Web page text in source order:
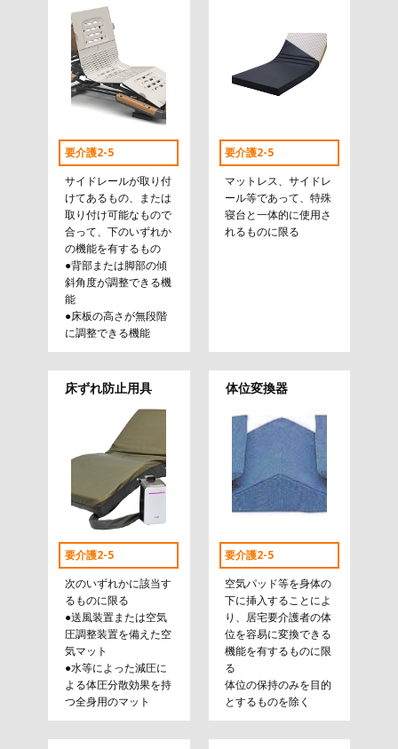
要介護2-5
サイドレールが取り付
けてあるもの、または
取り付け可能なもので
合って、下のいずれか
の機能を有するもの
●背部または脚部の傾
斜角度が調整できる機
能
●床板の高さが無段階
に調整できる機能
要介護2-5
マットレス、サイドレ
ール等であって、特殊
寝台と一体的に使用さ
れるものに限る
床ずれ防止用具
要介護2-5
次のいずれかに該当す
るものに限る
●送風装置または空気
圧調整装置を備えた空
気マット
●水等によった減圧に
よる体圧分散効果を持
つ全身用のマット
体位変換器
要介護2-5
空気パッド等を身体の
下に挿入することによ
り、居宅要介護者の体
位を容易に変換できる
機能を有するものに限
る
体位の保持のみを目的
とするものを除く